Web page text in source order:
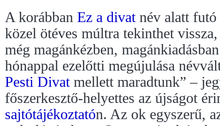
A korábban Ez a divatnév alatt futó
közel ötéves múltra tekinthet
még magánkézben,
hónappal ezelőtti megújulása
Pesti Divatmellett maradtunk” –
főszerkesztő-helyettes az újságot
sajtótájékoztatón. Az ok egyszerű,